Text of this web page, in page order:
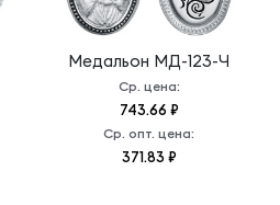
Медальон МД-123-Ч
Ср. цена:
743.66 ₽
Ср. опт. цена:
371.83 ₽